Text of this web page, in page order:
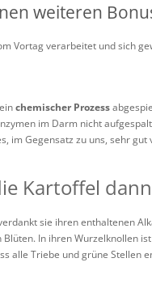
weiteren
Vortag verarbeitet und sich
chemischer Prozess
im Darm nicht
im Gegensatz zu uns, sehr
Kartoffel
sie ihren enthaltenen
Blüten. In ihren Wurzelknollen ist
alle Triebe und grüne Stellen